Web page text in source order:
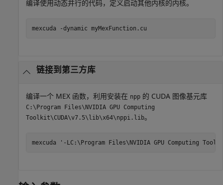
编译使用动态并行的代码，定义启动其他内核的内核。
mexcuda -dynamic myMexFunction.cu
链接到第三方库
编译一个 MEX 函数，利用安装在 npp 的 CUDA 图像基元库
C:\Program Files\NVIDIA GPU Computing
Toolkit\CUDA\v7.5\lib\x64\nppi.lib。
mexcuda '-LC:\Program Files\NVIDIA GPU Computing